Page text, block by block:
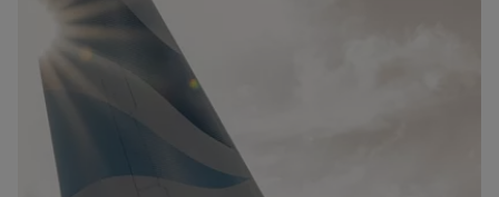
La experiencia de BA